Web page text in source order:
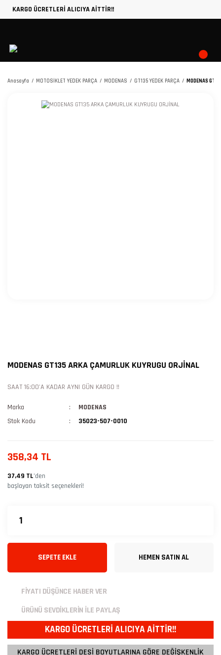
KARGO ÜCRETLERİ ALICIYA AİTTİR!!
Anasayfa MOTOSİKLET YEDEK PARÇA MODENAS GT135 YEDEK PARÇA MODENAS
MODENAS GT135 ARKA ÇAMURLUK KUYRUGU ORJİNAL
SAAT 16:00'A KADAR AYNI GÜN KARGO !!
Marka
MODENAS
Stok Kodu
35023-507-0010
358,34 TL
37,49 TL’den
başlayan taksit seçenekleri!
SEPETE EKLE HEMEN SATIN AL
FİYATI DÜŞÜNCE HABER VER
ÜRÜNÜ SEVDİKLERİN İLE PAYLAŞ
KARGO ÜCRETLERİ ALICIYA AİTTİR!!
KARGO ÜCRETLERİ DESİ BOYUTLARINA GÖRE DEĞİŞKENLİK